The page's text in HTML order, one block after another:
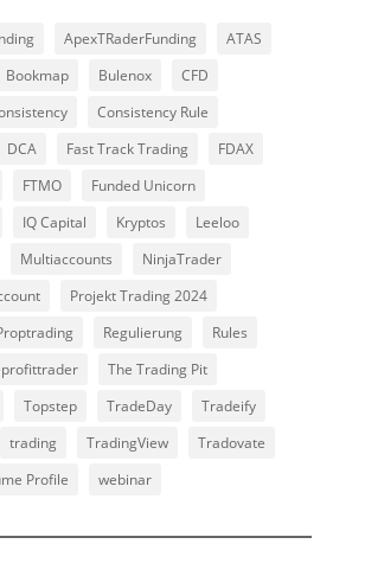
ApexTRaderFunding
ATAS
Bookmap Bulenox
CFD
Consistency Rule
DCA Fast Track Trading
FDAX
FTMO
Funded Unicorn
IQ Capital Kryptos
Leeloo
Multiaccounts
NinjaTrader
Projekt Trading 2024
Regulierung
Rules
The Trading Pit
Topstep TradeDay
Tradeify
trading TradingView
Tradovate
Profile webinar